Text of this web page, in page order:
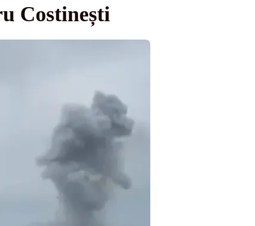
Costinești